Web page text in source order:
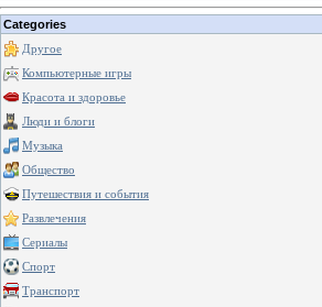
Categories
Другое
Компьютерные игры
Красота и здоровье
Люди и блоги
Музыка
Общество
Путешествия и события
Развлечения
Сериалы
Спорт
Транспорт